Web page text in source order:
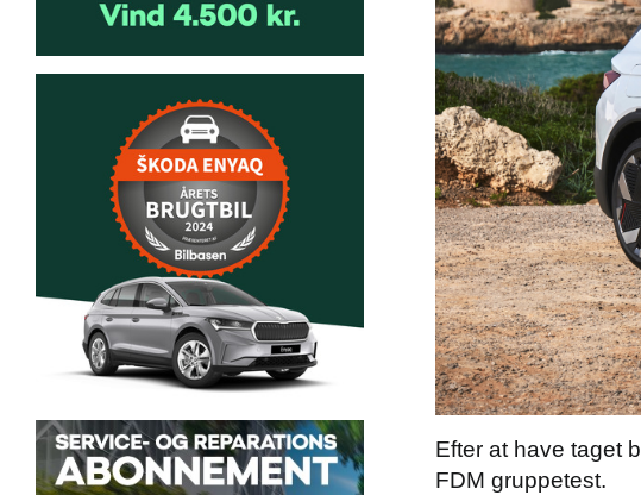
Efter at have taget
FDM gruppetest.